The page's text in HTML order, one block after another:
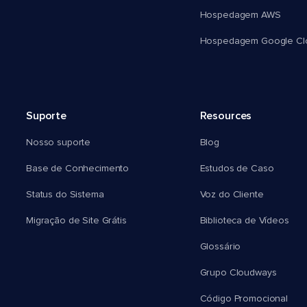
Hospedagem AWS
Hospedagem Google
Suporte
Nosso suporte
Base de Conhecimento
Status do Sistema
Migração de Site Grátis
Resources
Blog
Estudos de Caso
Voz do Cliente
Biblioteca de Vídeos
Glossário
Grupo Cloudways
Código Promocional